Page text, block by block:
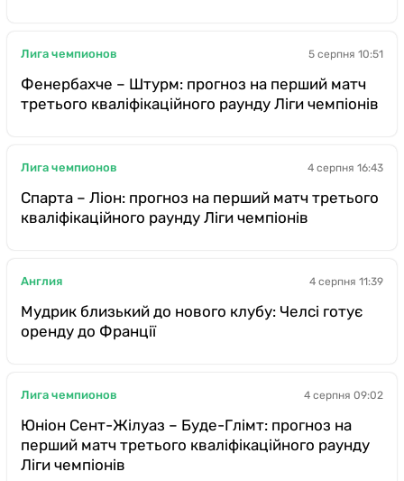
Лига чемпионов 5 серпня 10:51
Фенербахче – Штурм: прогноз на перший матч
третього кваліфікаційного раунду Ліги чемпіонів
Лига чемпионов 4 серпня 16:43
Спарта – Ліон: прогноз на перший матч третього
кваліфікаційного раунду Ліги чемпіонів
Англия 4 серпня 11:39
Мудрик близький до нового клубу: Челсі готує
оренду до Франції
Лига чемпионов 4 серпня 09:02
Юніон Сент-Жілуаз – Буде-Глімт: прогноз на
перший матч третього кваліфікаційного раунду
Ліги чемпіонів